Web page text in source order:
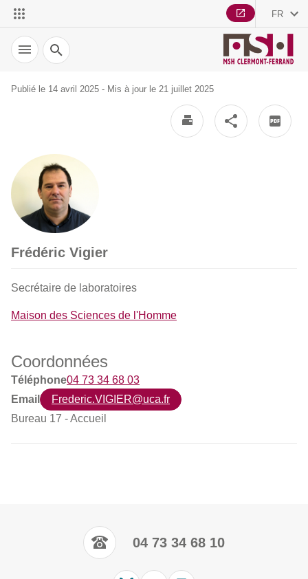
FR
Recherche
Publié le 14 avril 2025 - Mis à jour le 21 juillet 2025
Frédéric Vigier
Secrétaire de laboratoires
Maison des Sciences de l'Homme
Coordonnées
Téléphone04 73 34 68 03
Email
Frederic.VIGIER@uca.fr
Bureau 17 - Accueil
04 73 34 68 10